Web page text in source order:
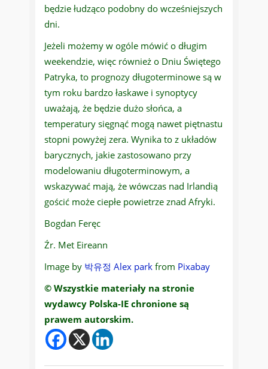
będzie łudząco podobny do wcześniejszych
dni.
Jeżeli możemy w ogóle mówić o długim
weekendzie, więc również o Dniu Świętego
Patryka, to prognozy długoterminowe są w
tym roku bardzo łaskawe i synoptycy
uważają, że będzie dużo słońca, a
temperatury sięgnąć mogą nawet piętnastu
stopni powyżej zera. Wynika to z układów
barycznych, jakie zastosowano przy
modelowaniu długoterminowym, a
wskazywać mają, że wówczas nad Irlandią
gościć może ciepłe powietrze znad Afryki.
Bogdan Feręc
Źr. Met Eireann
Image by 박유정 Alex park from Pixabay
© Wszystkie materiały na stronie
wydawcy Polska-IE chronione są
prawem autorskim.